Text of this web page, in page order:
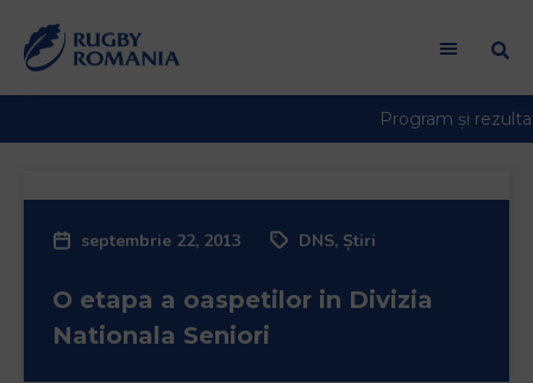
septembrie 22, 2013 DNS, Știri
O etapa a oaspetilor in Divizia
Nationala Seniori